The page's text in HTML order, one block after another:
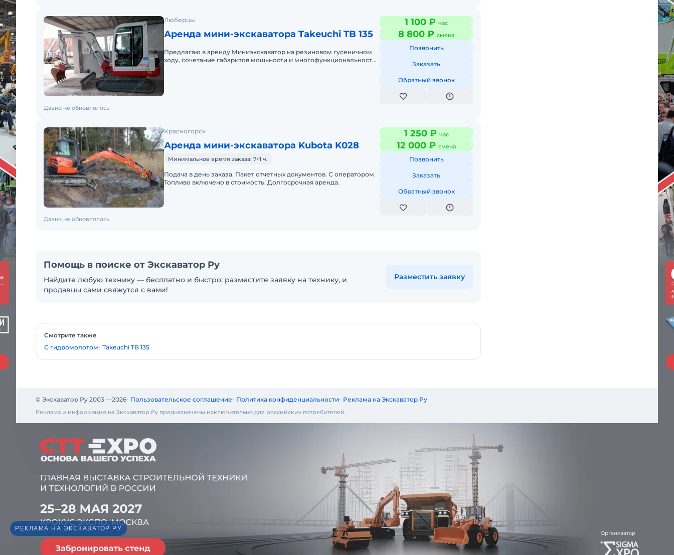
Люберцы
Аренда мини-экскаватора Takeuchi TB 135
Предлагаю в аренду Миниэкскаватор на резиновом гусеничном
ходу, сочетание габаритов мощьности и многофункциональности
1 100 ₽ час
8 800 ₽ смена
Позвонить
Заказать
Обратный звонок
Давно не обновлялось
Красногорск
Аренда мини-экскаватора Kubota K028
Минимальное время заказа: 7+1 ч.
Подача в день заказа. Пакет отчетных документов. С оператором.
Топливо включено в стоимость. Долгосрочная аренда.
1 250 ₽ час
12 000 ₽ смена
Позвонить
Заказать
Обратный звонок
Давно не обновлялось
Помощь в поиске от Экскаватор Ру
Найдите любую технику — бесплатно и быстро: разместите заявку на технику, и
продавцы сами свяжутся с вами!
Разместить заявку
Смотрите также
С гидромолотом Takeuchi TB 135
© Экскаватор Ру 2003 —2026 Пользовательское соглашение Политика конфиденциальности Реклама на Экскаватор Ру
Реклама и информация на Экскаватор.Ру предназначены исключительно для российских потребителей.